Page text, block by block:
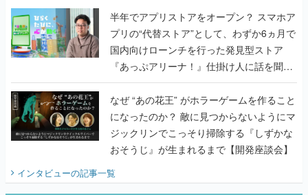
半年でアプリストアをオープン？ スマホア
プリの“代替ストア”として、わずか6ヵ月で
国内向けローンチを行った発見型ストア
『あっぷアリーナ！』仕掛け人に話を聞い
てみた
なぜ “あの花王” がホラーゲームを作ること
になったのか？ 敵に見つからないようにマ
ジックリンでこっそり掃除する『しずかな
おそうじ』が生まれるまで【開発座談会】
インタビューの記事一覧